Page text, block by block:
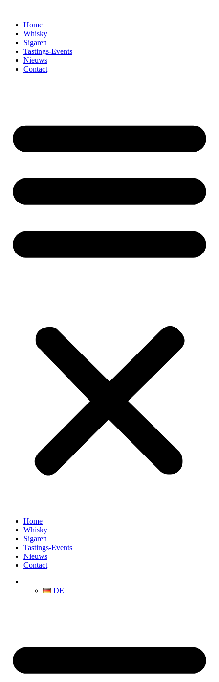
Home
Whisky
Sigaren
Tastings-Events
Nieuws
Contact
Home
Whisky
Sigaren
Tastings-Events
Nieuws
Contact
DE